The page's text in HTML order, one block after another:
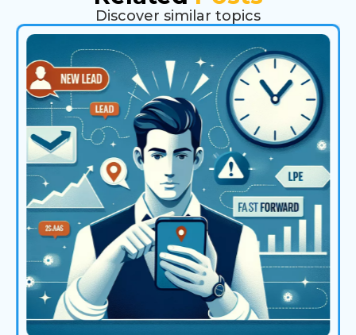
Discover similar topics